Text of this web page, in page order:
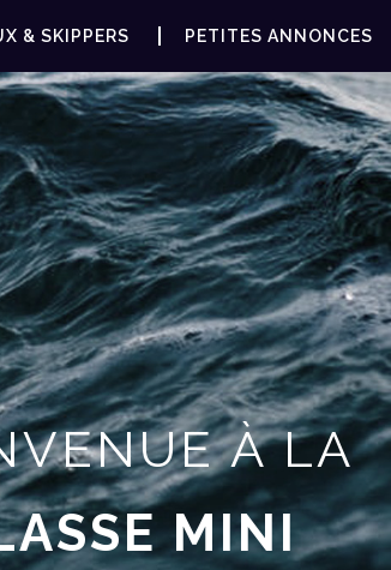
& SKIPPERS PETITES ANNONCES
À LA
MINI